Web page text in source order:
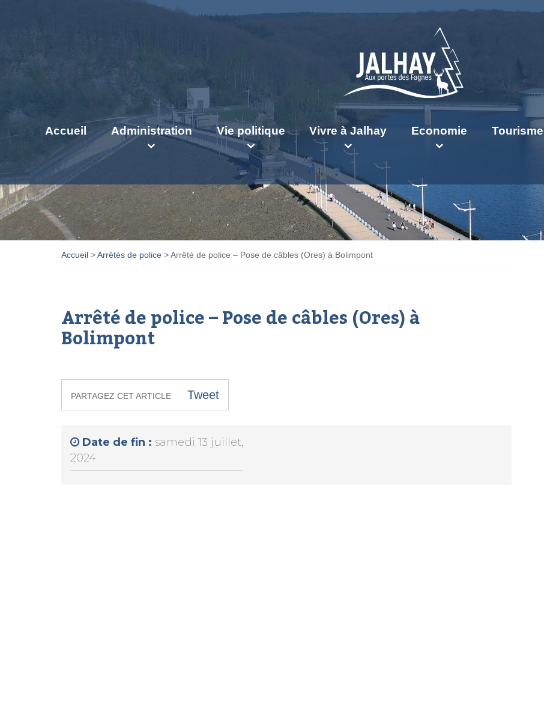
Accueil Administration Vie politique Vivre à Jalhay Economie Tourisme
Accueil >Arrêtés de police >Arrêté de police – Pose de câbles (Ores) à Bolimpont
Arrêté de police – Pose de câbles (Ores) à
Bolimpont
PARTAGEZ CET ARTICLE Tweet
Date de fin : samedi 13 juillet,
2024